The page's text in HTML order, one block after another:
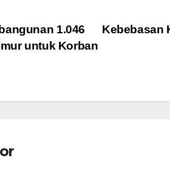
Kebebasan
1.046
untuk Korban